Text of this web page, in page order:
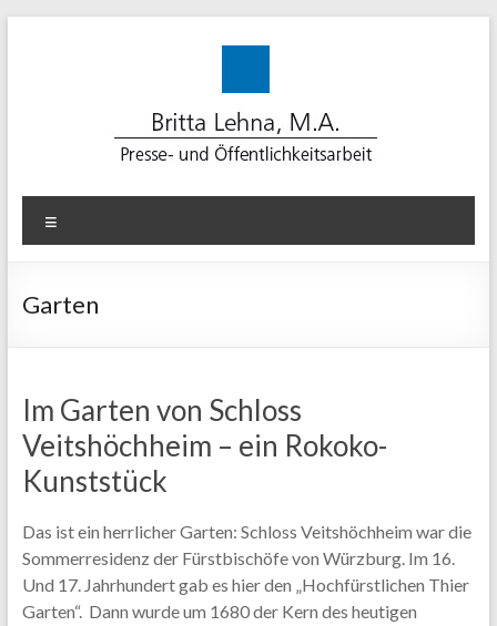
Lehna-
PR
für
Beratung.
Konzept.
Medienarbeit.
Text.
Content.
Garten
Im Garten von Schloss
Veitshöchheim – ein Rokoko-
Kunststück
Das ist ein herrlicher Garten: Schloss Veitshöchheim war die
Sommerresidenz der Fürstbischöfe von Würzburg. Im 16.
Und 17. Jahrhundert gab es hier den „Hochfürstlichen Thier
Garten“. Dann wurde um 1680 der Kern des heutigen